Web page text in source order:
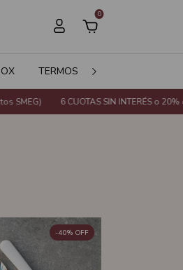
0
TERMOS
SIN INTERÉS o 20% de descuento
-40% OFF